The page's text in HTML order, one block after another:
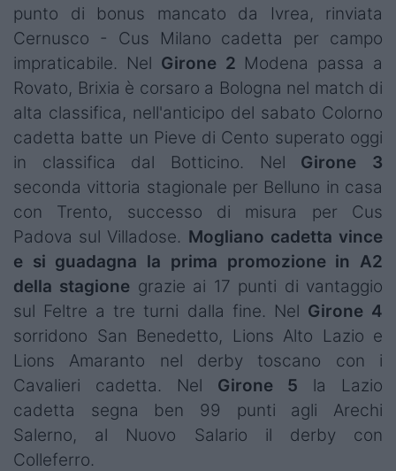
Super Rugby
Rugby in TV
Mercato
Serie A Elite
Campionati
Serie A
Serie B
Serie C
Femminile
Giovanili
Coppa Italia
Minirugby
punto di bonus mancato da Ivrea, rinviata
Cernusco - Cus Milano cadetta per campo
impraticabile. Nel Girone 2 Modena passa a
Rovato, Brixia è corsaro a Bologna nel match di
alta classifica, nell'anticipo del sabato Colorno
cadetta batte un Pieve di Cento superato oggi
in classifica dal Botticino. Nel Girone 3
seconda vittoria stagionale per Belluno in casa
con Trento, successo di misura per Cus
Padova sul Villadose. Mogliano cadetta vince
e si guadagna la prima promozione in A2
della stagione grazie ai 17 punti di vantaggio
sul Feltre a tre turni dalla fine. Nel Girone 4
sorridono San Benedetto, Lions Alto Lazio e
Lions Amaranto nel derby toscano con i
Cavalieri cadetta. Nel Girone 5 la Lazio
cadetta segna ben 99 punti agli Arechi
Salerno, al Nuovo Salario il derby con
Colleferro.